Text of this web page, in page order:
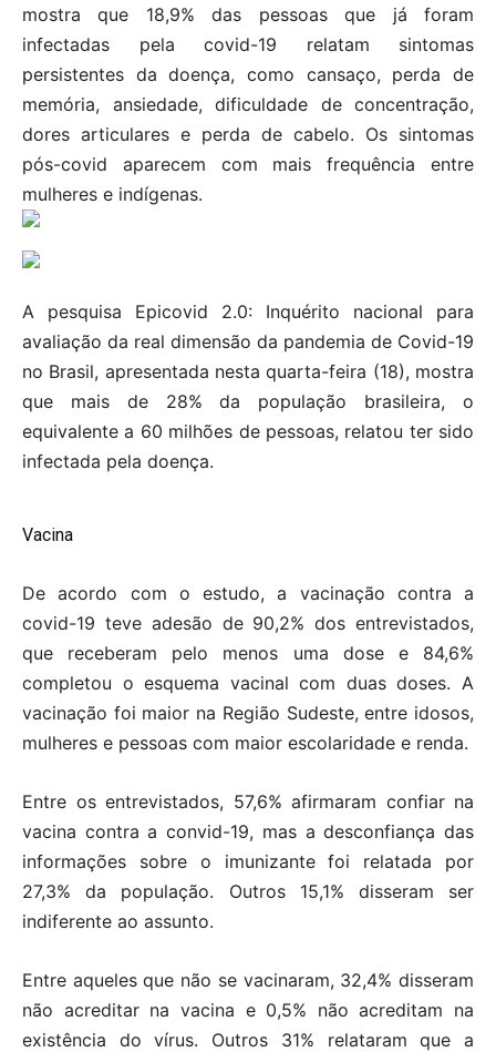
mostra que 18,9% das pessoas que já foram
infectadas pela covid-19 relatam sintomas
persistentes da doença, como cansaço, perda de
memória, ansiedade, dificuldade de concentração,
dores articulares e perda de cabelo. Os sintomas
pós-covid aparecem com mais frequência entre
mulheres e indígenas.
A pesquisa Epicovid 2.0: Inquérito nacional para
avaliação da real dimensão da pandemia de Covid-19
no Brasil, apresentada nesta quarta-feira (18), mostra
que mais de 28% da população brasileira, o
equivalente a 60 milhões de pessoas, relatou ter sido
infectada pela doença.
Vacina
De acordo com o estudo, a vacinação contra a
covid-19 teve adesão de 90,2% dos entrevistados,
que receberam pelo menos uma dose e 84,6%
completou o esquema vacinal com duas doses. A
vacinação foi maior na Região Sudeste, entre idosos,
mulheres e pessoas com maior escolaridade e renda.
Entre os entrevistados, 57,6% afirmaram confiar na
vacina contra a convid-19, mas a desconfiança das
informações sobre o imunizante foi relatada por
27,3% da população. Outros 15,1% disseram ser
indiferente ao assunto.
Entre aqueles que não se vacinaram, 32,4% disseram
não acreditar na vacina e 0,5% não acreditam na
existência do vírus. Outros 31% relataram que a